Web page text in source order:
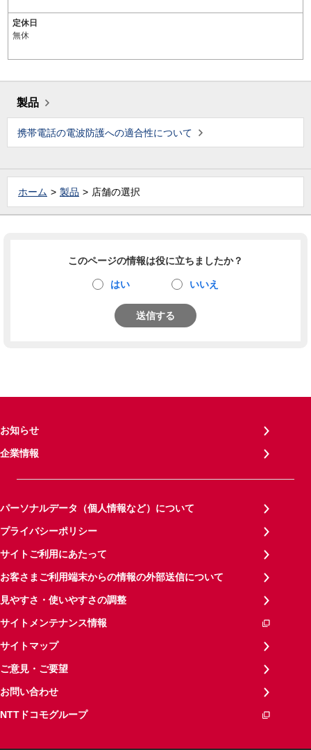
定休日
無休
製品
携帯電話の電波防護への適合性について
ホーム 製品 店舗の選択
このページの情報は役に立ちましたか？
はい いいえ
送信する
お知らせ
企業情報
パーソナルデータ（個人情報など）について
プライバシーポリシー
サイトご利用にあたって
お客さまご利用端末からの情報の外部送信について
見やすさ・使いやすさの調整
サイトメンテナンス情報
サイトマップ
ご意見・ご要望
お問い合わせ
NTTドコモグループ